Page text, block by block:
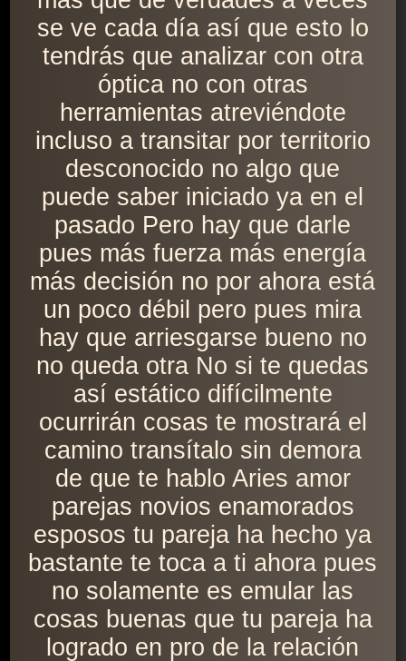
se ve cada día así que esto lo
tendrás que analizar con otra
óptica no con otras
herramientas atreviéndote
incluso a transitar por territorio
desconocido no algo que
puede saber iniciado ya en el
pasado Pero hay que darle
pues más fuerza más energía
más decisión no por ahora está
un poco débil pero pues mira
hay que arriesgarse bueno no
no queda otra No si te quedas
así estático difícilmente
ocurrirán cosas te mostrará el
camino transítalo sin demora
de que te hablo Aries amor
parejas novios enamorados
esposos tu pareja ha hecho ya
bastante te toca a ti ahora pues
no solamente es emular las
cosas buenas que tu pareja ha
logrado en pro de la relación